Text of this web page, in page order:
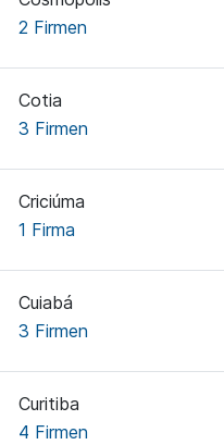
2 Firmen
Cotia
3 Firmen
Criciúma
1 Firma
Cuiabá
3 Firmen
Curitiba
4 Firmen